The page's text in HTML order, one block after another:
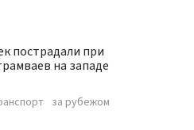
пострадали при
на западе
за рубежом